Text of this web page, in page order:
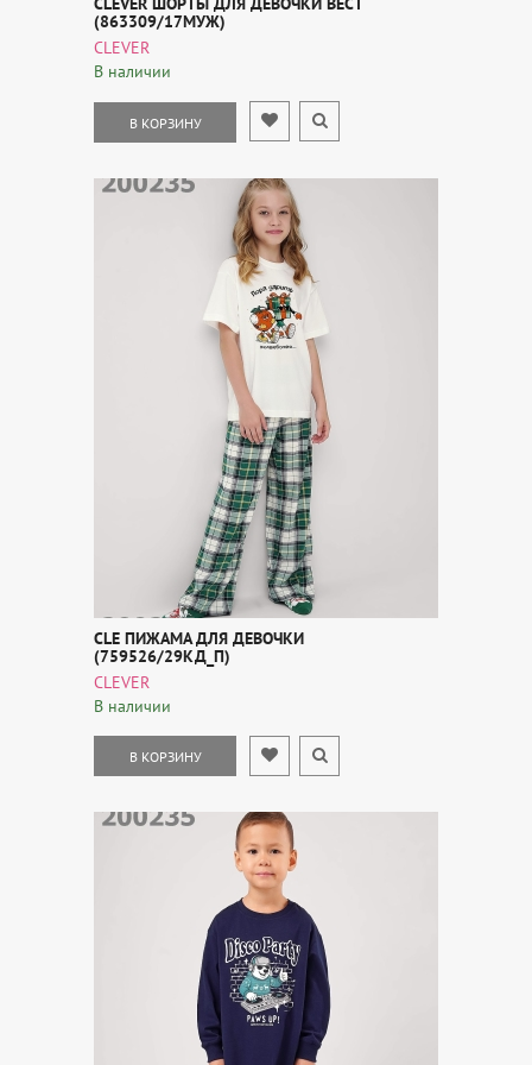
(863309/17МУЖ)
CLEVER
В наличии
В КОРЗИНУ
CLE ПИЖАМА ДЛЯ ДЕВОЧКИ
(759526/29КД_П)
CLEVER
В наличии
В КОРЗИНУ